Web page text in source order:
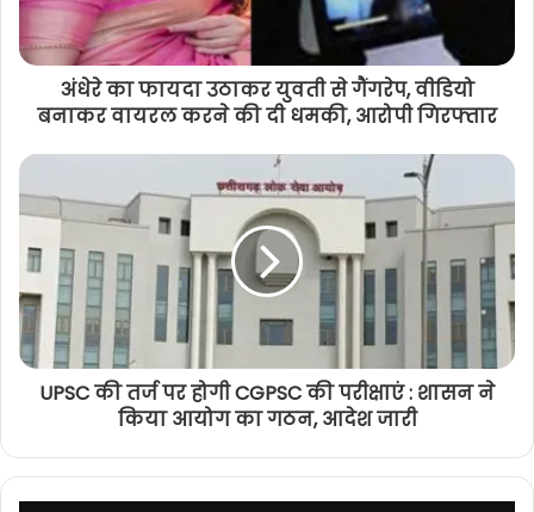
अंधेरे का फायदा उठाकर युवती से गैंगरेप, वीडियो
बनाकर वायरल करने की दी धमकी, आरोपी गिरफ्तार
UPSC की तर्ज पर होगी CGPSC की परीक्षाएं : शासन ने
किया आयोग का गठन, आदेश जारी